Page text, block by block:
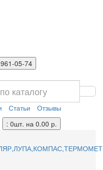
05-74
Статьи
Отзывы
: 0шт. на 0.00 р.